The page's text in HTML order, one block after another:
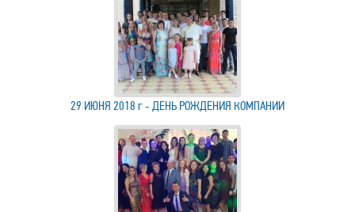
29 ИЮНЯ 2018 г - ДЕНЬ РОЖДЕНИЯ КОМПАНИИ